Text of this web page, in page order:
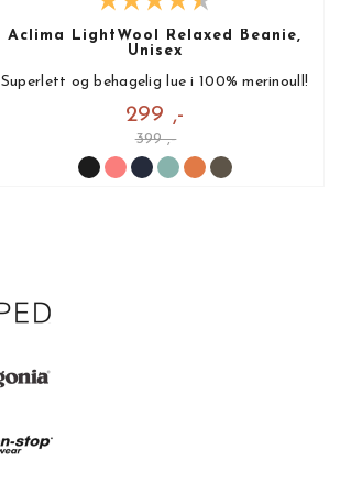
Aclima LightWool Relaxed Beanie,
Unisex
Superlett og behagelig lue i 100% merinoull!
299 ,-
399 ,-